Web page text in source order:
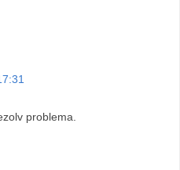
problema.